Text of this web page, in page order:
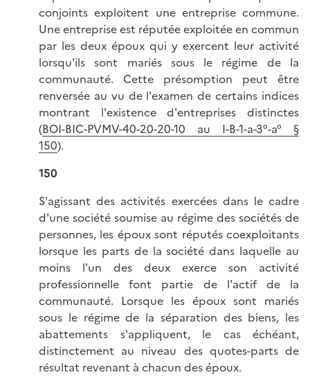
conjoints exploitent une entreprise commune.
Une entreprise est réputée exploitée en commun
par les deux époux qui y exercent leur activité
lorsqu'ils sont mariés sous le régime de la
communauté. Cette présomption peut être
renversée au vu de l'examen de certains indices
montrant l'existence d'entreprises distinctes
(BOI-BIC-PVMV-40-20-20-10 au I-B-1-a-3°-a° §
150).
150
S'agissant des activités exercées dans le cadre
d'une société soumise au régime des sociétés de
personnes, les époux sont réputés coexploitants
lorsque les parts de la société dans laquelle au
moins l'un des deux exerce son activité
professionnelle font partie de l'actif de la
communauté. Lorsque les époux sont mariés
sous le régime de la séparation des biens, les
abattements s'appliquent, le cas échéant,
distinctement au niveau des quotes-parts de
résultat revenant à chacun des époux.